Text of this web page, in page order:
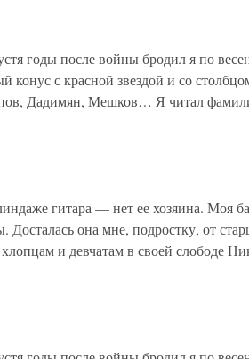
годы после войны бродил я по
конус с красной звездой и со
Дадимян, Мешков… Я читал
гитара — нет ее хозяина. Моя
Досталась она мне, подростку, от
и девчатам в своей слободе